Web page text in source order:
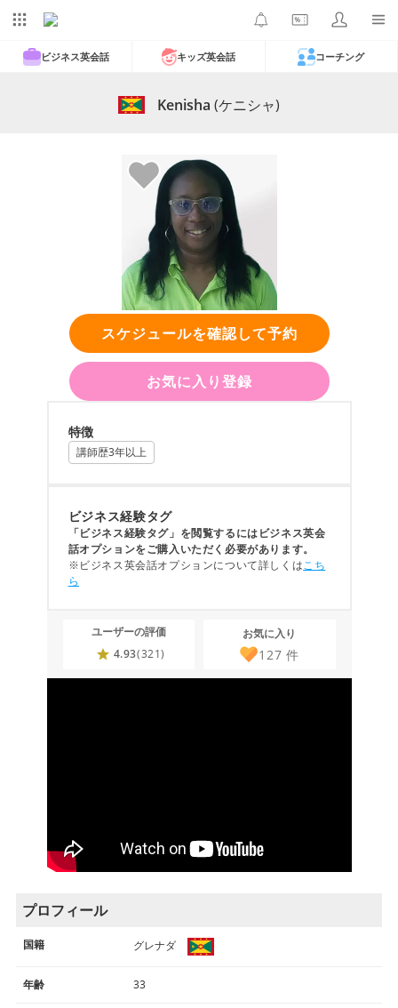
ビジネス英会話 キッズ英会話 コーチング
Kenisha (ケニシャ)
スケジュールを確認して予約
お気に入り登録
特徴
講師歴3年以上
ビジネス経験タグ
「ビジネス経験タグ」を閲覧するにはビジネス英会
話オプションをご購入いただく必要があります。
※ビジネス英会話オプションについて詳しくはこち
ら
ユーザーの評価
4.93(321)
お気に入り
127 件
プロフィール
国籍 グレナダ
年齢 33